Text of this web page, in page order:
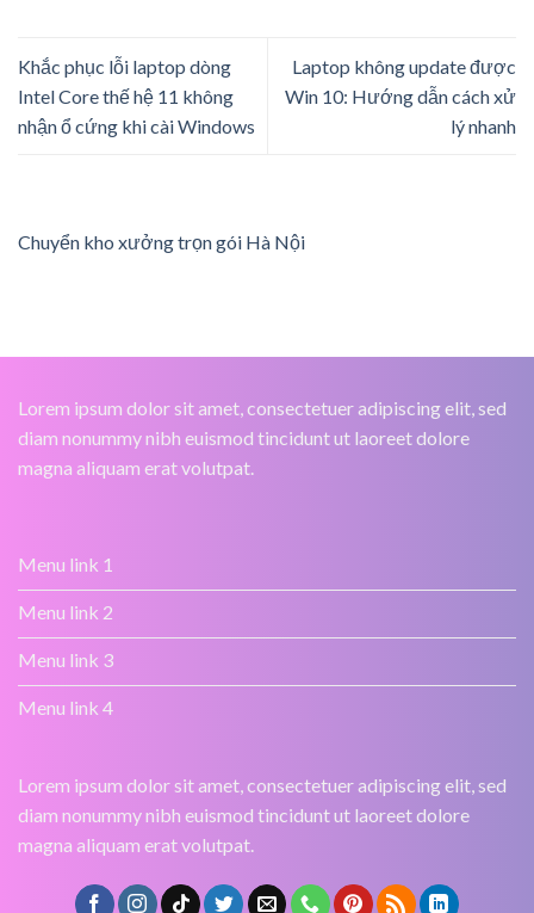
Khắc phục lỗi laptop dòng
Intel Core thế hệ 11 không
nhận ổ cứng khi cài Windows
Laptop không update được
Win 10: Hướng dẫn cách xử
lý nhanh
Chuyển kho xưởng trọn gói Hà Nội
Lorem ipsum dolor sit amet, consectetuer adipiscing elit, sed
diam nonummy nibh euismod tincidunt ut laoreet dolore
magna aliquam erat volutpat.
Menu link 1
Menu link 2
Menu link 3
Menu link 4
Lorem ipsum dolor sit amet, consectetuer adipiscing elit, sed
diam nonummy nibh euismod tincidunt ut laoreet dolore
magna aliquam erat volutpat.